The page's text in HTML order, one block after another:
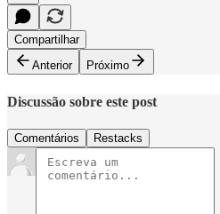
Compartilhar
Anterior
Próximo
Discussão sobre este post
Comentários Restacks